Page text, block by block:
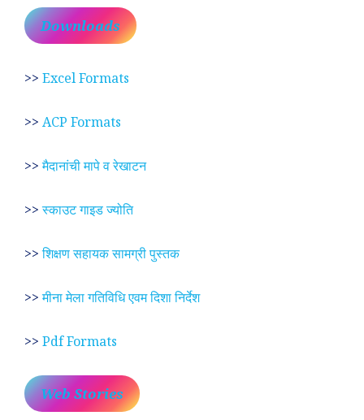
Downloads
>> Excel Formats
>> ACP Formats
>>मैदानांची मापे व रेखाटन
>>स्काउट गाइड ज्योति
>>शिक्षण सहायक सामग्री पुस्तक
>>मीना मेला गतिविधि एवम दिशा निर्देश
>> Pdf Formats
Web Stories